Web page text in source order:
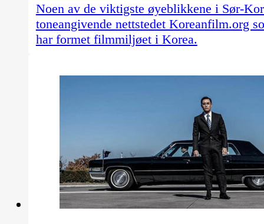
Noen av de viktigste øyeblikkene i Sør-
toneangivende nettstedet Koreanfilm.org
har formet filmmiljøet i Korea.